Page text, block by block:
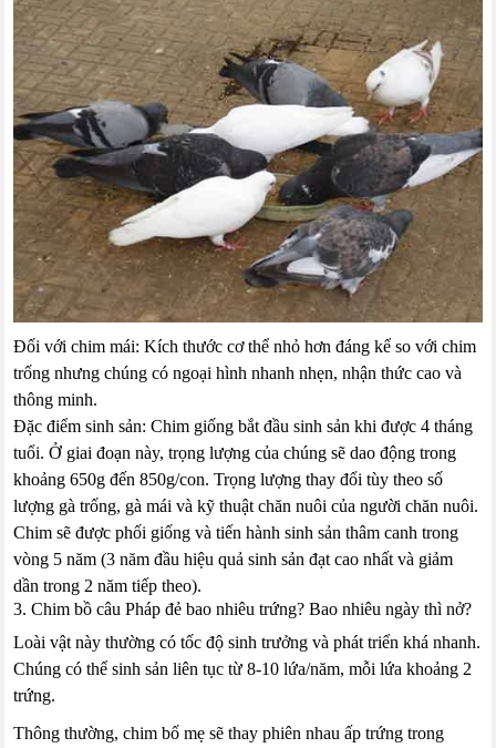
Đối với chim mái: Kích thước cơ thể nhỏ hơn đáng kể so với chim
trống nhưng chúng có ngoại hình nhanh nhẹn, nhận thức cao và
thông minh.
Đặc điểm sinh sản: Chim giống bắt đầu sinh sản khi được 4 tháng
tuổi. Ở giai đoạn này, trọng lượng của chúng sẽ dao động trong
khoảng 650g đến 850g/con. Trọng lượng thay đổi tùy theo số
lượng gà trống, gà mái và kỹ thuật chăn nuôi của người chăn nuôi.
Chim sẽ được phối giống và tiến hành sinh sản thâm canh trong
vòng 5 năm (3 năm đầu hiệu quả sinh sản đạt cao nhất và giảm
dần trong 2 năm tiếp theo).
3. Chim bồ câu Pháp đẻ bao nhiêu trứng? Bao nhiêu ngày thì nở?
Loài vật này thường có tốc độ sinh trưởng và phát triển khá nhanh.
Chúng có thể sinh sản liên tục từ 8-10 lứa/năm, mỗi lứa khoảng 2
trứng.
Thông thường, chim bố mẹ sẽ thay phiên nhau ấp trứng trong